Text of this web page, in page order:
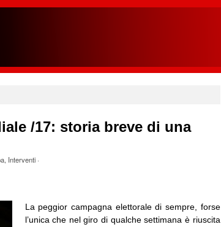
/17: storia breve di una
, Interventi·
La peggior campagna elettorale di sempre, forse
l’unica che nel giro di qualche settimana è riuscita